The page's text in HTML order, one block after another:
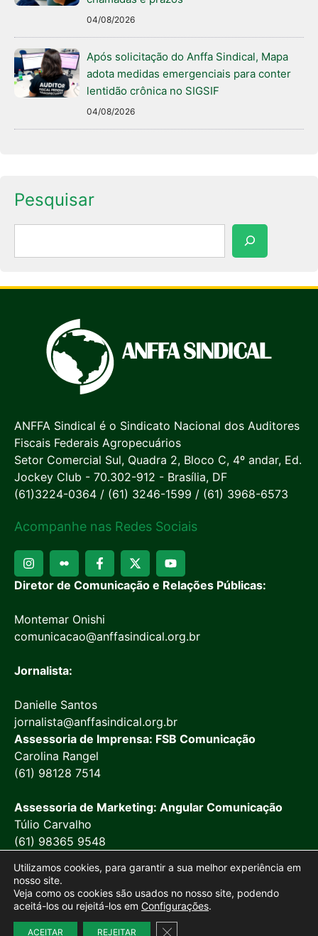
04/08/2026
Após solicitação do Anffa Sindical, Mapa
adota medidas emergenciais para conter
lentidão crônica no SIGSIF
04/08/2026
Pesquisar
ANFFA Sindical é o Sindicato Nacional dos Auditores
Fiscais Federais Agropecuários
Setor Comercial Sul, Quadra 2, Bloco C, 4º andar, Ed.
Jockey Club - 70.302-912 - Brasília, DF
(61)3224-0364 / (61) 3246-1599 / (61) 3968-6573
Acompanhe nas Redes Sociais
Diretor de Comunicação e Relações Públicas:
Montemar Onishi
comunicacao@anffasindical.org.br
Jornalista:
Danielle Santos
jornalista@anffasindical.org.br
Assessoria de Imprensa: FSB Comunicação
Carolina Rangel
(61) 98128 7514
Assessoria de Marketing: Angular Comunicação
Túlio Carvalho
(61) 98365 9548
Utilizamos cookies, para garantir a sua melhor experiência em
nosso site.
Veja como os cookies são usados no nosso site, podendo
aceitá-los ou rejeitá-los em Configurações.
ACEITAR REJEITAR Close GDPR Cookie Banner